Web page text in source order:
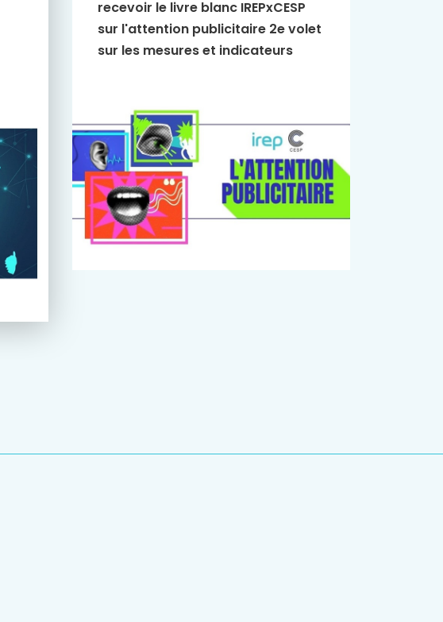
recevoir le livre blanc IREPxCESP
sur l'attention publicitaire 2e volet
sur les mesures et indicateurs